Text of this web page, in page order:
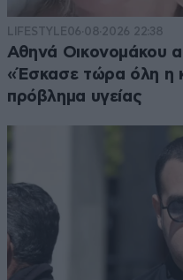
LIFESTYLE06·08·2026 22:38
Αθηνά Οικονομάκου
«Έσκασε τώρα όλη η
πρόβλημα υγείας